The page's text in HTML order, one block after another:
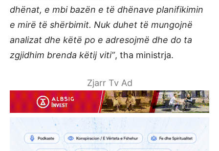
dhënat, e mbi bazën e të dhënave planifikimin
e mirë të shërbimit. Nuk duhet të mungojnë
analizat dhe këtë po e adresojmë dhe do ta
zgjidhim brenda këtij viti”, tha ministrja.
Zjarr Tv Ad